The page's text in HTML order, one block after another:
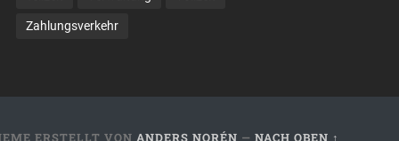
Zahlungsverkehr
ERSTELLT VON ANDERS NORÉN — NACH OBEN ↑